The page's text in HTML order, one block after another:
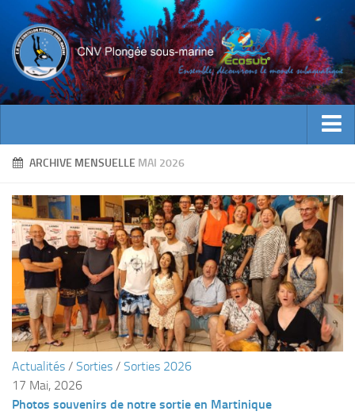
ACTUALITES
INFOS CNV
Bienvenue
Contacts
Documents utiles
Encadrement
Historique
ECOLE DE PLONGEE
ARCHIVE MENSUELLE MAI 2026
Actualités / Sorties / Sorties 2026
17 Mai, 2026
Photos souvenirs de notre sortie en Martinique